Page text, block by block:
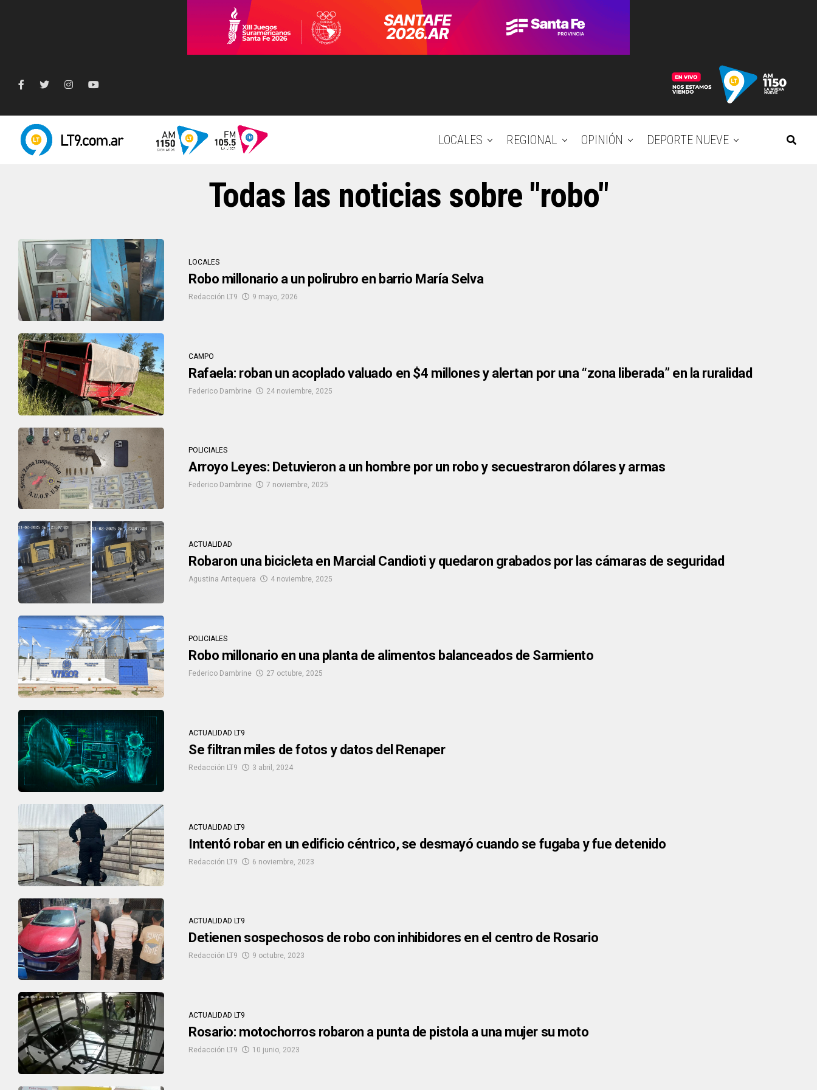
LOCALES REGIONAL OPINIÓN DEPORTE NUEVE
Todas las noticias sobre "robo"
LOCALES
Robo millonario a un polirubro en barrio María Selva
Redacción LT9 9 mayo, 2026
CAMPO
Rafaela: roban un acoplado valuado en $4 millones y alertan por una “zona liberada” en la ruralidad
Federico Dambrine 24 noviembre, 2025
POLICIALES
Arroyo Leyes: Detuvieron a un hombre por un robo y secuestraron dólares y armas
Federico Dambrine 7 noviembre, 2025
ACTUALIDAD
Robaron una bicicleta en Marcial Candioti y quedaron grabados por las cámaras de seguridad
Agustina Antequera 4 noviembre, 2025
POLICIALES
Robo millonario en una planta de alimentos balanceados de Sarmiento
Federico Dambrine 27 octubre, 2025
ACTUALIDAD LT9
Se filtran miles de fotos y datos del Renaper
Redacción LT9 3 abril, 2024
ACTUALIDAD LT9
Intentó robar en un edificio céntrico, se desmayó cuando se fugaba y fue detenido
Redacción LT9 6 noviembre, 2023
ACTUALIDAD LT9
Detienen sospechosos de robo con inhibidores en el centro de Rosario
Redacción LT9 9 octubre, 2023
ACTUALIDAD LT9
Rosario: motochorros robaron a punta de pistola a una mujer su moto
Redacción LT9 10 junio, 2023